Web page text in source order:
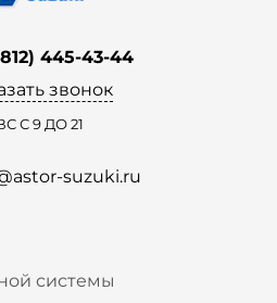
445-43-44
звонок
С 9 ДО 21
suzuki.ru
системы